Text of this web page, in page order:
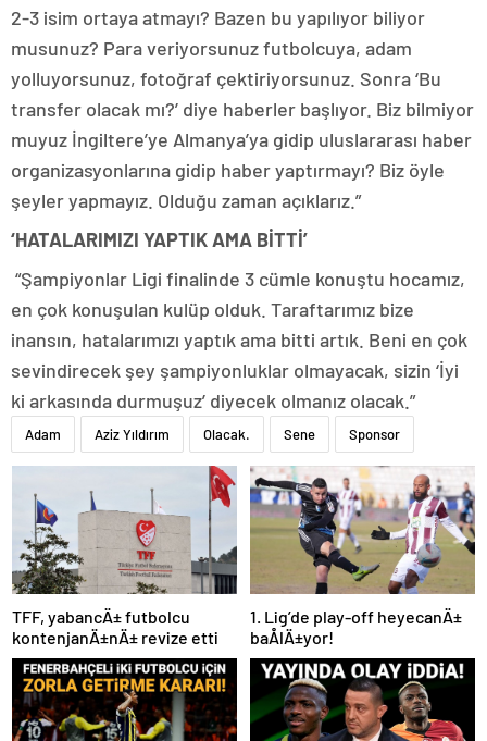
2-3 isim ortaya atmayı? Bazen bu yapılıyor biliyor
musunuz? Para veriyorsunuz futbolcuya, adam
yolluyorsunuz, fotoğraf çektiriyorsunuz. Sonra ‘Bu
transfer olacak mı?’ diye haberler başlıyor. Biz bilmiyor
muyuz İngiltere’ye Almanya’ya gidip uluslararası haber
organizasyonlarına gidip haber yaptırmayı? Biz öyle
şeyler yapmayız. Olduğu zaman açıklarız.”
‘HATALARIMIZI YAPTIK AMA BİTTİ’
“Şampiyonlar Ligi finalinde 3 cümle konuştu hocamız,
en çok konuşulan kulüp olduk. Taraftarımız bize
inansın, hatalarımızı yaptık ama bitti artık. Beni en çok
sevindirecek şey şampiyonluklar olmayacak, sizin ‘İyi
ki arkasında durmuşuz’ diyecek olmanız olacak.”
Adam Aziz Yıldırım Olacak. Sene Sponsor
TFF, yabancÄ± futbolcu
kontenjanÄ±nÄ± revize etti
1. Lig’de play-off heyecanÄ±
baÅlÄ±yor!